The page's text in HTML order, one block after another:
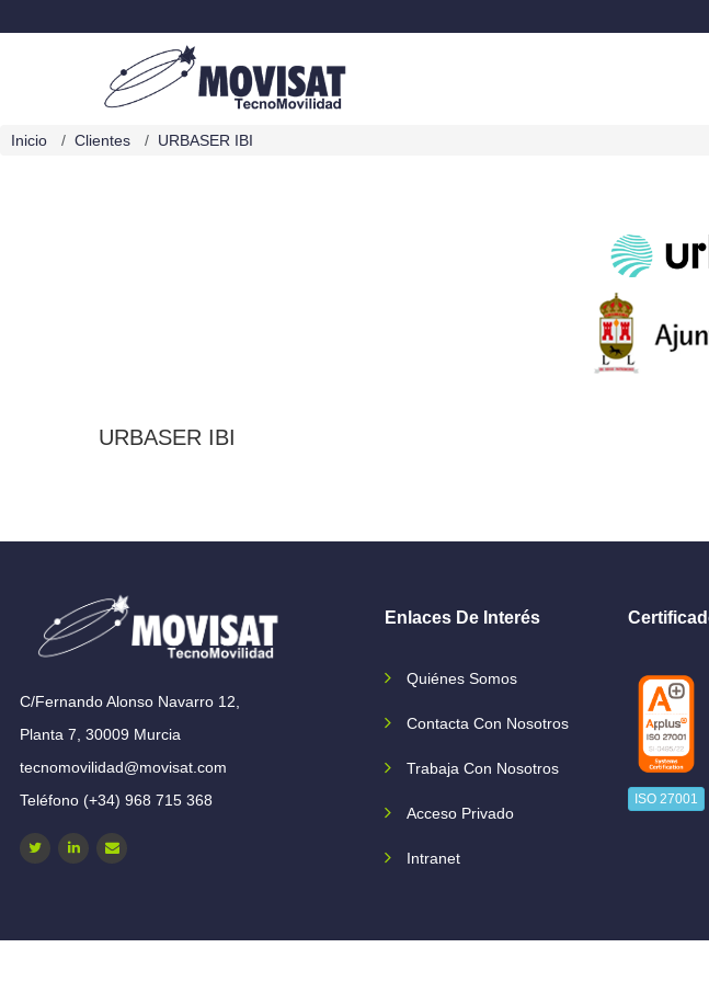
Inicio Clientes URBASER IBI
URBASER IBI
C/Fernando Alonso Navarro 12,
Planta 7, 30009 Murcia
tecnomovilidad@movisat.com
Teléfono (+34) 968 715 368
Enlaces De Interés
Quiénes Somos
Contacta Con Nosotros
Trabaja Con Nosotros
Acceso Privado
Intranet
ISO 27001